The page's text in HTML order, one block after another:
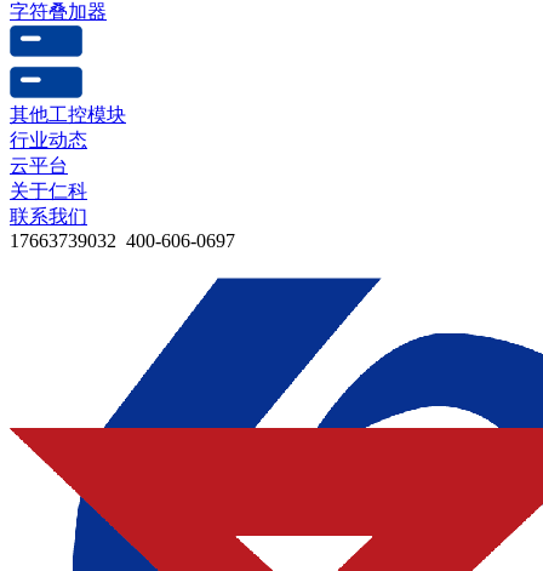
字符叠加器
其他工控模块
行业动态
云平台
关于仁科
联系我们
17663739032 400-606-0697